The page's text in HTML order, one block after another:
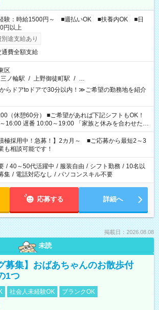
験：時給1500円～ ■週払いOK ■扶養内OK ■日
円以上
途支給あり
通費全額支給
区
三ノ輪駅 / 上野御徒町駅 / …
らドアtoドアで30分以内！≫ご希望の勤務地を紹介
■ご希望があれば下記シフトもOK！
遅番 10:00～19:00 「家族と休みを合わせた
を持って夕飯の準備がしたい」 「できれば残業はし
ど、ご希望を教えてくださいね。 ※Wワーク希望
覧のお仕事で希望する勤務時間と、もう1つのお仕事
。 合計で週40時間を超える場合は応募できません。
積極採用中！急募！】2カ月～ ■ご応募から最短2～3
も相談可能です！
/ 40～50代活躍中 / 服装自由 / シフト勤務 / 10名以
集 / 電話対応なし / パソコンスキル不要
応募する 詳細へ
掲載日：2026.08.08
未読
募集】おばあちゃんのお散歩付
1つ
社会人未経験OK
ブランクOK